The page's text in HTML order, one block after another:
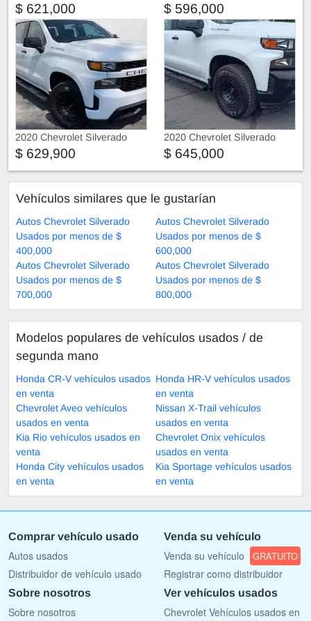
$ 621,000 $ 596,000
2020 Chevrolet Silverado
$ 629,900
2020 Chevrolet Silverado
$ 645,000
Vehículos similares que le gustarían
Autos Chevrolet Silverado
Usados por menos de $
400,000
Autos Chevrolet Silverado
Usados por menos de $
600,000
Autos Chevrolet Silverado
Usados por menos de $
700,000
Autos Chevrolet Silverado
Usados por menos de $
800,000
Modelos populares de vehículos usados ​​/ de
segunda mano
Honda CR-V vehículos usados
en venta
Honda HR-V vehículos usados
en venta
Chevrolet Aveo vehículos
usados en venta
Nissan X-Trail vehículos
usados en venta
Kia Rio vehículos usados en
venta
Chevrolet Onix vehículos
usados en venta
Honda City vehículos usados
en venta
Kia Sportage vehículos usados
en venta
Comprar vehículo usado
Autos usados
Distribuidor de vehículo usado
Venda su vehículo
Venda su vehículo GRATUITO
Registrar como distribuidor
Sobre nosotros
Sobre nosotros
Ver vehículos usados
Chevrolet Vehículos usados en